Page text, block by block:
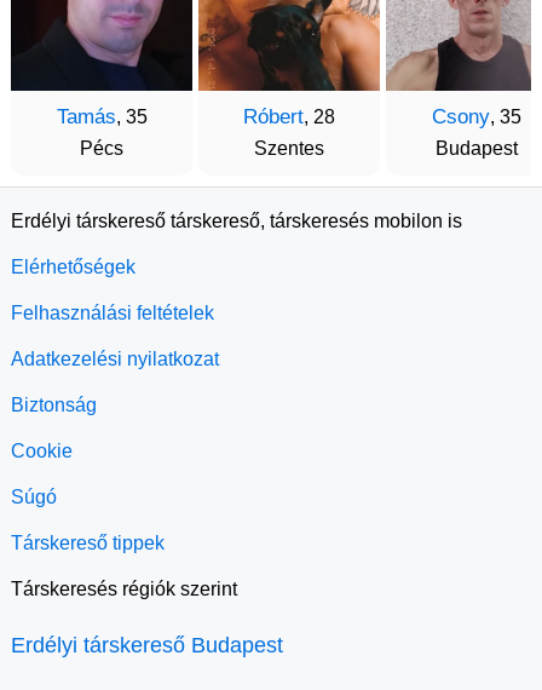
Tamás, 35
Pécs
Róbert, 28
Szentes
Csony, 35
Budapest
Erdélyi társkereső társkereső, társkeresés mobilon is
Elérhetőségek
Felhasználási feltételek
Adatkezelési nyilatkozat
Biztonság
Cookie
Súgó
Társkereső tippek
Társkeresés régiók szerint
Erdélyi társkereső Budapest